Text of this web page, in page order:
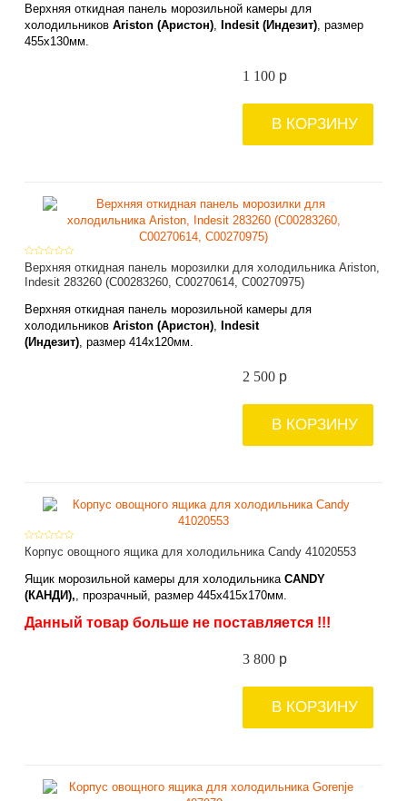
Верхняя откидная панель морозильной камеры для
холодильников Ariston (Аристон) Indesit (Индезит) , размер
455x130мм
1 100 p
В КОРЗИНУ
Верхняя откидная панель морозилки для холодильника Ariston,
Indesit 283260 (C00283260, C00270614, C00270975)
Верхняя откидная панель морозильной камеры для
холодильников Ariston (Аристон) Indesit
(Индезит) , размер 414х120мм
2 500 p
В КОРЗИНУ
Корпус овощного ящика для холодильника Candy 41020553
Ящик морозильной камеры для холодильника CANDY
(КАНДИ), , прозрачный, размер 445х415х170мм
Данный товар больше не поставляется !!!
3 800 p
В КОРЗИНУ